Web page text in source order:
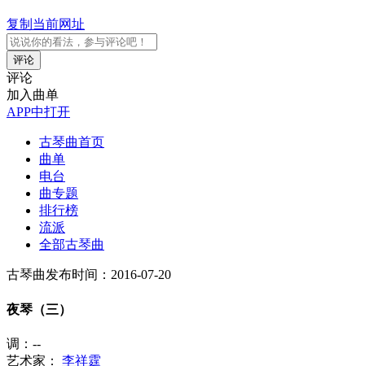
复制当前网址
评论
评论
加入曲单
APP中打开
古琴曲首页
曲单
电台
曲专题
排行榜
流派
全部古琴曲
古琴曲发布时间：2016-07-20
夜琴（三）
调：--
艺术家： 李祥霆